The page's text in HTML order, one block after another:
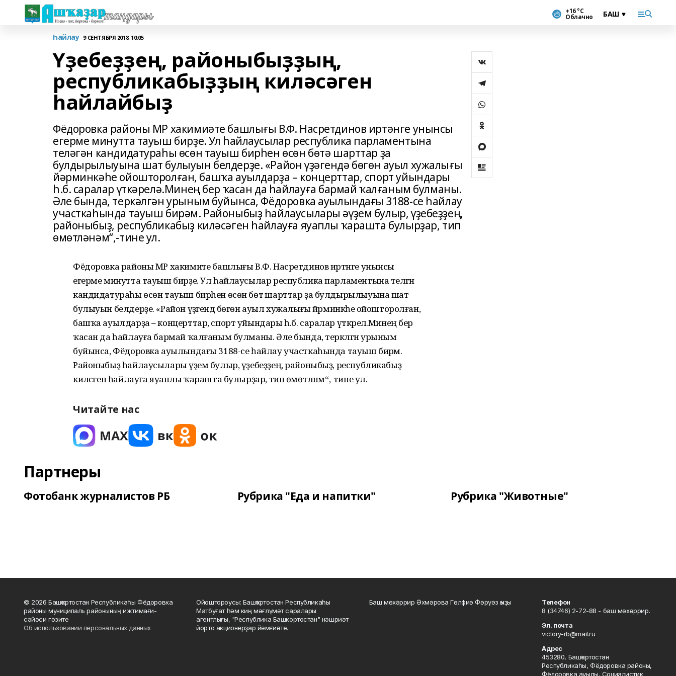
+16 °С
Облачно
Һайлау 9 СЕНТЯБРЯ 2018, 10:05
Үҙебеҙҙең, районыбыҙҙың,
республикабыҙҙың киләсәген
һайлайбыҙ
Фёдоровка районы МР хакимиәте башлығы В.Ф. Насретдинов иртәнге унынсы
егерме минутта тауыш бирҙе. Ул һайлаусылар республика парламентына
теләгән кандидатураһы өсөн тауыш бирһен өсөн бөтә шарттар ҙа
булдырылыуына шат булыуын белдерҙе. «Район үҙәгендә бөгөн ауыл хужалығы
йәрминкәһе ойошторолған, башҡа ауылдарҙа – концерттар, спорт уйындары
һ.б. саралар үткәрелә.Минең бер ҡасан да һайлауға бармай ҡалғаным булманы.
Әле бында, теркәлгән урыным буйынса, Фёдоровка ауылындағы 3188-се һайлау
участкаһында тауыш бирәм. Районыбыҙ һайлаусылары әүҙем булыр, үҙебеҙҙең,
районыбыҙ, республикабыҙ киләсәген һайлауға яуаплы ҡарашта булырҙар, тип
өмөтләнәм“,-тине ул.
Фёдоровка районы МР хакимиәте башлығы В.Ф. Насретдинов иртәнге унынсы
егерме минутта тауыш бирҙе. Ул һайлаусылар республика парламентына теләгән
кандидатураһы өсөн тауыш бирһен өсөн бөтә шарттар ҙа булдырылыуына шат
булыуын белдерҙе. «Район үҙәгендә бөгөн ауыл хужалығы йәрминкәһе ойошторолған,
башҡа ауылдарҙа – концерттар, спорт уйындары һ.б. саралар үткәрелә.Минең бер
ҡасан да һайлауға бармай ҡалғаным булманы. Әле бында, теркәлгән урыным
буйынса, Фёдоровка ауылындағы 3188-се һайлау участкаһында тауыш бирәм.
Районыбыҙ һайлаусылары әүҙем булыр, үҙебеҙҙең, районыбыҙ, республикабыҙ
киләсәген һайлауға яуаплы ҡарашта булырҙар, тип өмөтләнәм“,-тине ул.
Читайте нас
Партнеры
Фотобанк журналистов РБ Рубрика "Еда и напитки" Рубрика "Животные"
© 2026 Башҡортостан Республикаһы Фёдоровка
районы муниципаль районының ижтимағи-
сәйәси гәзите
Об использовании персональных данных
Ойоштороусы: Башҡортостан Республикаһы
Матбуғат һәм киң мәғлүмәт саралары
агентлығы, "Республика Башкортостан" нәшриәт
йорто акционерҙар йәмғиәте.
Баш мөхәррир Әхмәрова Гөлфиә Фәрүәз ҡыҙы
Телефон
8 (34746) 2-72-88 - баш мөхәррир.
Эл. почта
victory-rb@mail.ru
Адрес
453280, Башҡортостан
Республикаһы, Фёдоровка районы,
Фёдоровка ауылы, Социалистик